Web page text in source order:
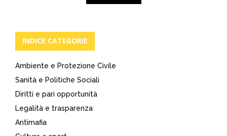
INDICE CATEGORIE
Ambiente e Protezione Civile
Sanità e Politiche Sociali
Diritti e pari opportunità
Legalità e trasparenza
Antimafia